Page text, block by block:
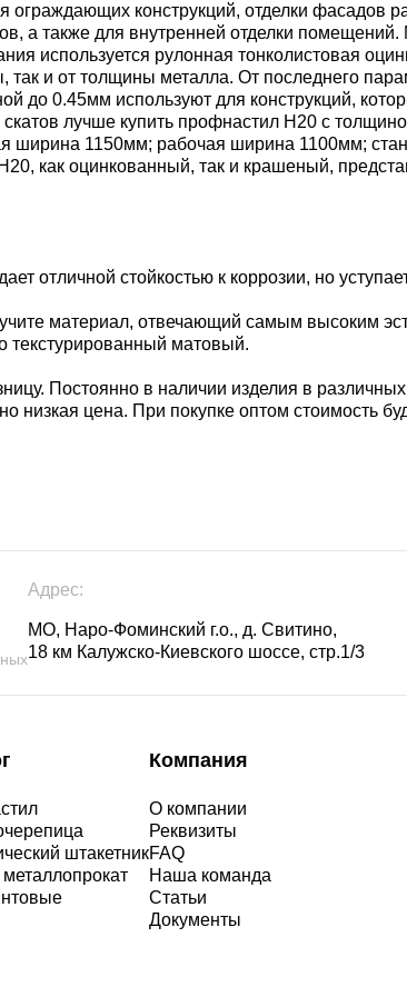
конструкций, отделки фасадов
а также для внутренней отделки
используется рулонная тонколистовая
и от толщины металла. От последнего
0.45мм используют для конструкций,
лучше купить профнастил Н20 с
1150мм; рабочая ширина 1100мм;
как оцинкованный, так и крашеный,
стойкостью к коррозии, но
материал, отвечающий самым высоким
текстурированный матовый.
Постоянно в наличии изделия в
низкая цена. При покупке оптом стоимость
Адрес:
МО, Наро-Фоминский г.о., д. Свитино,
18 км Калужско-Киевского шоссе, стр.1/3
штакетник
Компания
О компании
Реквизиты
FAQ
Наша команда
Статьи
Документы